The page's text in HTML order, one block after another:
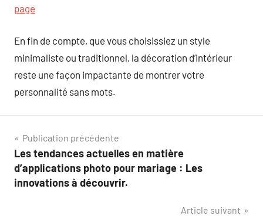
page
En fin de compte, que vous choisissiez un style
minimaliste ou traditionnel, la décoration d’intérieur
reste une façon impactante de montrer votre
personnalité sans mots.
Navigation
de
l’article
Publication précédente
Les tendances actuelles en matière
d’applications photo pour mariage : Les
innovations à découvrir.
Article suivant